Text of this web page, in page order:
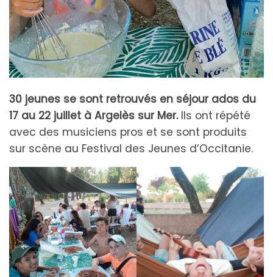
30 jeunes se sont retrouvés en séjour ados du
17 au 22 juillet à Argelès sur Mer.Ils ont répété
avec des musiciens pros et se sont produits
sur scène au Festival des Jeunes d’Occitanie.